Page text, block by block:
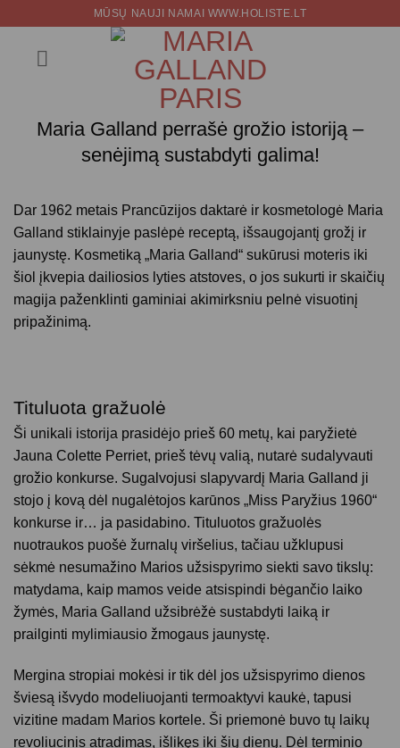
content
MŪSŲ NAUJI NAMAI WWW.HOLISTE.LT
Maria Galland perrašė grožio istoriją –
senėjimą sustabdyti galima!
Dar 1962 metais Prancūzijos daktarė ir kosmetologė Maria
Galland stiklainyje paslėpė receptą, išsaugojantį grožį ir
jaunystę. Kosmetiką „Maria Galland“ sukūrusi moteris iki
šiol įkvepia dailiosios lyties atstoves, o jos sukurti ir skaičių
magija paženklinti gaminiai akimirksniu pelnė visuotinį
pripažinimą.
Tituluota gražuolė
Ši unikali istorija prasidėjo prieš 60 metų, kai paryžietė
Jauna Colette Perriet, prieš tėvų valią, nutarė sudalyvauti
grožio konkurse. Sugalvojusi slapyvardį Maria Galland ji
stojo į kovą dėl nugalėtojos karūnos „Miss Paryžius 1960“
konkurse ir… ja pasidabino. Tituluotos gražuolės
nuotraukos puošė žurnalų viršelius, tačiau užklupusi
sėkmė nesumažino Marios užsispyrimo siekti savo tikslų:
matydama, kaip mamos veide atsispindi bėgančio laiko
žymės, Maria Galland užsibrėžė sustabdyti laiką ir
prailginti mylimiausio žmogaus jaunystę.
Mergina stropiai mokėsi ir tik dėl jos užsispyrimo dienos
šviesą išvydo modeliuojanti termoaktyvi kaukė, tapusi
vizitine madam Marios kortele. Ši priemonė buvo tų laikų
revoliucinis atradimas, išlikęs iki šių dienų. Dėl terminio